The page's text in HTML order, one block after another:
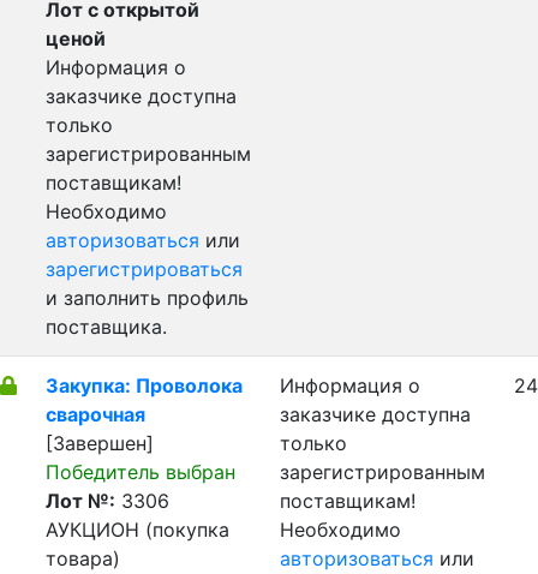
Лот с открытой
ценой
Информация о
заказчике доступна
только
зарегистрированным
поставщикам!
Необходимо
авторизоваться или
зарегистрироваться
и заполнить профиль
поставщика.
Закупка: Проволока
сварочная
[Завершен]
Победитель выбран
Лот №: 3306
АУКЦИОН (покупка
товара)
Информация о
заказчике доступна
только
зарегистрированным
поставщикам!
Необходимо
авторизоваться или